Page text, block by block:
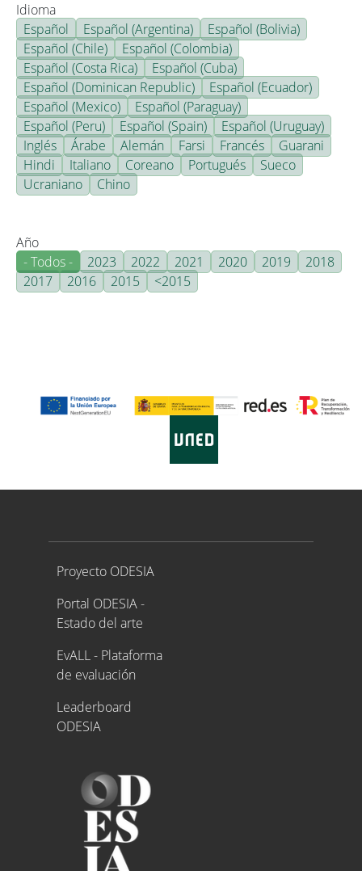
Idioma
Español
Español (Argentina)
Español (Bolivia)
Español (Chile)
Español (Colombia)
Español (Costa Rica)
Español (Cuba)
Español (Dominican Republic)
Español (Ecuador)
Español (Mexico)
Español (Paraguay)
Español (Peru)
Español (Spain)
Español (Uruguay)
Inglés
Árabe Alemán Farsi Francés
Guarani
Hindi
Italiano Coreano Portugués
Sueco
Ucraniano
Chino
Año
- Todos -
2023 2022 2021 2020 2019
2018
2017
2016 2015 <2015
Proyecto ODESIA
Proyecto ODESIA
Portal ODESIA -
Estado del arte
EvALL - Plataforma
de evaluación
Leaderboard
ODESIA